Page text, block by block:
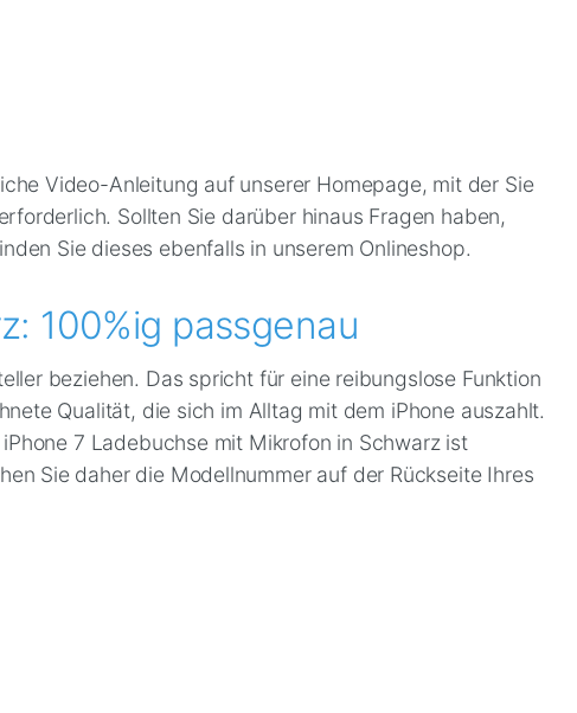
Video-Anleitung auf unserer Homepage, mit der Sie
Sollten Sie darüber hinaus Fragen haben,
Sie dieses ebenfalls in unserem Onlineshop.
100%ig passgenau
beziehen. Das spricht für eine reibungslose Funktion
Qualität, die sich im Alltag mit dem iPhone auszahlt.
7 Ladebuchse mit Mikrofon in Schwarz ist
Sie daher die Modellnummer auf der Rückseite Ihres